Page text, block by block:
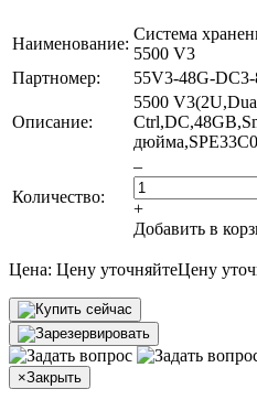
Наименование:
Система
5500 V3
Партномер:
55V3-48G-
Описание:
5500
Количество:
–
+
Добавить в
Цена: Цену уточняйтеЦену
×Закрыть